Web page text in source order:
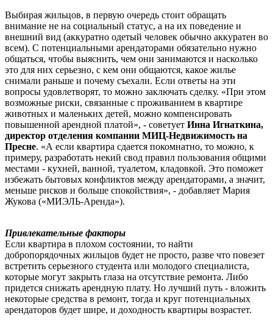
Выбирая жильцов, в первую очередь стоит обращать
внимание не на социальный статус, а на их поведение и
внешний вид (аккуратно одетый человек обычно аккуратен во
всем). С потенциальными арендаторами обязательно нужно
общаться, чтобы выяснить, чем они занимаются и насколько
это для них серьезно, с кем они общаются, какое жилье
снимали раньше и почему съехали. Если ответы на эти
вопросы удовлетворят, то можно заключать сделку. «При этом
возможные риски, связанные с проживанием в квартире
животных и маленьких детей, можно компенсировать
повышенной арендной платой», - советует Инна Игнаткина,
директор отделения компании МИЦ-Недвижимость на
Пресне. «А если квартира сдается покомнатно, то можно, к
примеру, разработать некий свод правил пользования общими
местами - кухней, ванной, туалетом, кладовкой. Это поможет
избежать бытовых конфликтов между арендаторами, а значит,
меньше рисков и больше спокойствия», - добавляет Мария
Жукова («МИЭЛЬ-Аренда»).
Привлекательные факторы
Если квартира в плохом состоянии, то найти
добропорядочных жильцов будет не просто, разве что повезет
встретить серьезного студента или молодого специалиста,
которые могут закрыть глаза на отсутствие ремонта. Либо
придется снижать арендную плату. Но лучший путь - вложить
некоторые средства в ремонт, тогда и круг потенциальных
арендаторов будет шире, и доходность квартиры возрастет.